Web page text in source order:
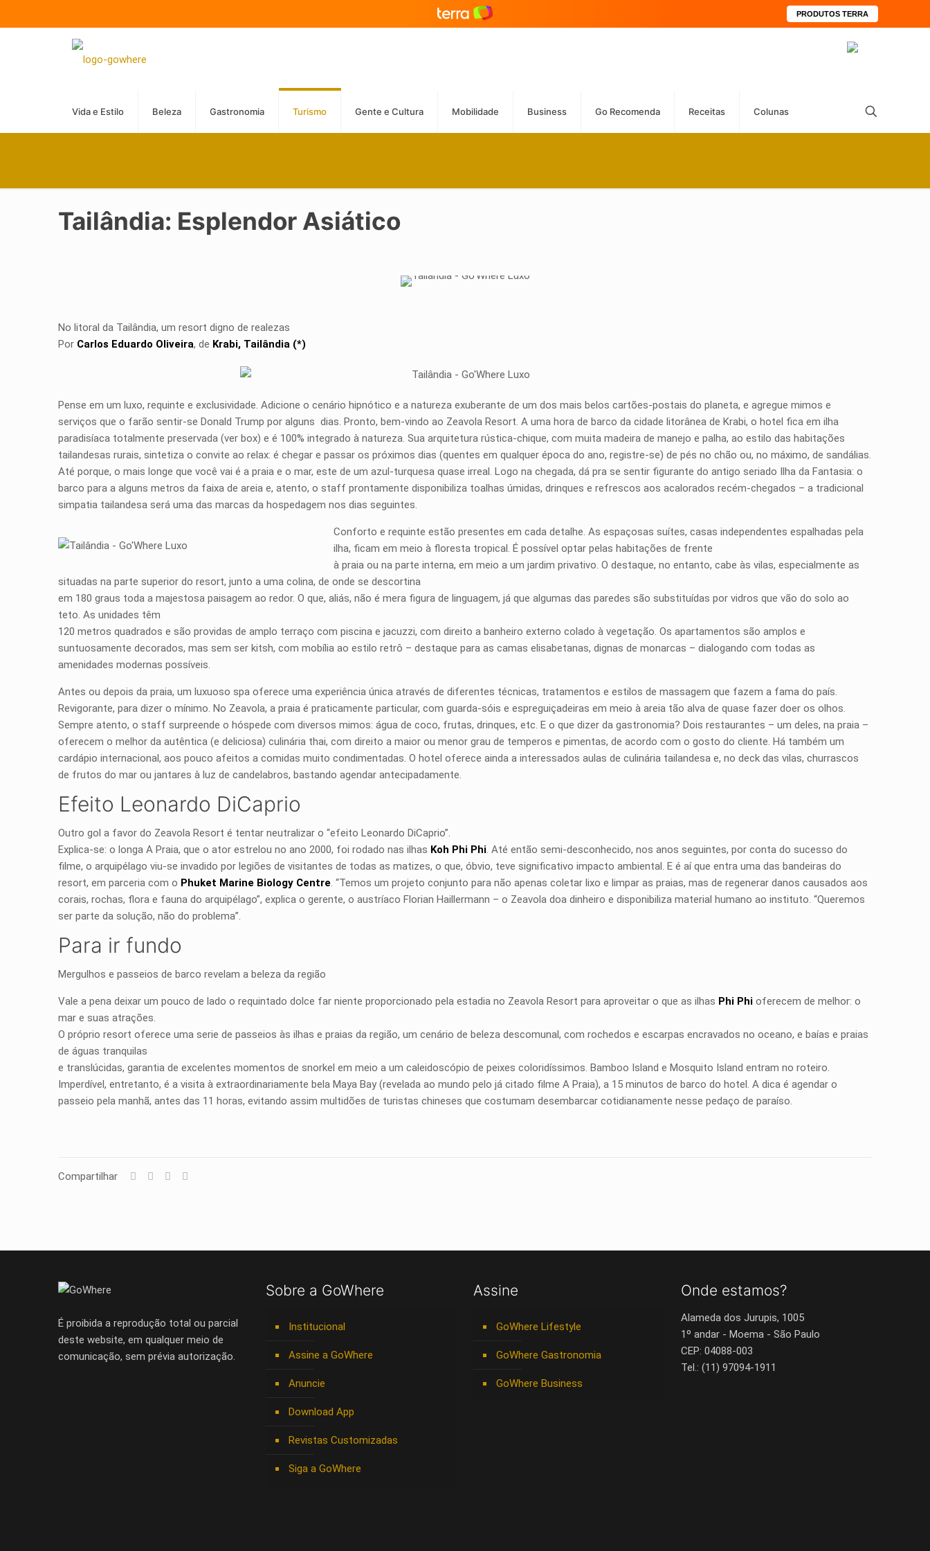
PRODUTOS TERRA
Vida e Estilo Beleza Gastronomia Turismo Gente e Cultura Mobilidade Business Go Recomenda Receitas Colunas
Tailândia: Esplendor Asiático
No litoral da Tailândia, um resort digno de realezas
Por Carlos Eduardo Oliveira, de Krabi, Tailândia (*)
Pense em um luxo, requinte e exclusividade. Adicione o cenário hipnótico e a natureza exuberante de um dos mais belos cartões-postais do planeta, e agregue mimos e
serviços que o farão sentir-se Donald Trump por alguns dias. Pronto, bem-vindo ao Zeavola Resort. A uma hora de barco da cidade litorânea de Krabi, o hotel fica em ilha
paradisíaca totalmente preservada (ver box) e é 100% integrado à natureza. Sua arquitetura rústica-chique, com muita madeira de manejo e palha, ao estilo das habitações
tailandesas rurais, sintetiza o convite ao relax: é chegar e passar os próximos dias (quentes em qualquer época do ano, registre-se) de pés no chão ou, no máximo, de sandálias.
Até porque, o mais longe que você vai é a praia e o mar, este de um azul-turquesa quase irreal. Logo na chegada, dá pra se sentir figurante do antigo seriado Ilha da Fantasia: o
barco para a alguns metros da faixa de areia e, atento, o staff prontamente disponibiliza toalhas úmidas, drinques e refrescos aos acalorados recém-chegados – a tradicional
simpatia tailandesa será uma das marcas da hospedagem nos dias seguintes.
Conforto e requinte estão presentes em cada detalhe. As espaçosas suítes, casas independentes espalhadas pela
ilha, ficam em meio à floresta tropical. É possível optar pelas habitações de frente
à praia ou na parte interna, em meio a um jardim privativo. O destaque, no entanto, cabe às vilas, especialmente as
situadas na parte superior do resort, junto a uma colina, de onde se descortina
em 180 graus toda a majestosa paisagem ao redor. O que, aliás, não é mera figura de linguagem, já que algumas das paredes são substituídas por vidros que vão do solo ao
teto. As unidades têm
120 metros quadrados e são providas de amplo terraço com piscina e jacuzzi, com direito a banheiro externo colado à vegetação. Os apartamentos são amplos e
suntuosamente decorados, mas sem ser kitsh, com mobília ao estilo retrô – destaque para as camas elisabetanas, dignas de monarcas – dialogando com todas as
amenidades modernas possíveis.
Antes ou depois da praia, um luxuoso spa oferece uma experiência única através de diferentes técnicas, tratamentos e estilos de massagem que fazem a fama do país.
Revigorante, para dizer o mínimo. No Zeavola, a praia é praticamente particular, com guarda-sóis e espreguiçadeiras em meio à areia tão alva de quase fazer doer os olhos.
Sempre atento, o staff surpreende o hóspede com diversos mimos: água de coco, frutas, drinques, etc. E o que dizer da gastronomia? Dois restaurantes – um deles, na praia –
oferecem o melhor da autêntica (e deliciosa) culinária thai, com direito a maior ou menor grau de temperos e pimentas, de acordo com o gosto do cliente. Há também um
cardápio internacional, aos pouco afeitos a comidas muito condimentadas. O hotel oferece ainda a interessados aulas de culinária tailandesa e, no deck das vilas, churrascos
de frutos do mar ou jantares à luz de candelabros, bastando agendar antecipadamente.
Efeito Leonardo DiCaprio
Outro gol a favor do Zeavola Resort é tentar neutralizar o “efeito Leonardo DiCaprio”.
Explica-se: o longa A Praia, que o ator estrelou no ano 2000, foi rodado nas ilhas Koh Phi Phi. Até então semi-desconhecido, nos anos seguintes, por conta do sucesso do
filme, o arquipélago viu-se invadido por legiões de visitantes de todas as matizes, o que, óbvio, teve significativo impacto ambiental. E é aí que entra uma das bandeiras do
resort, em parceria com o Phuket Marine Biology Centre. “Temos um projeto conjunto para não apenas coletar lixo e limpar as praias, mas de regenerar danos causados aos
corais, rochas, flora e fauna do arquipélago”, explica o gerente, o austríaco Florian Haillermann – o Zeavola doa dinheiro e disponibiliza material humano ao instituto. “Queremos
ser parte da solução, não do problema”.
Para ir fundo
Mergulhos e passeios de barco revelam a beleza da região
Vale a pena deixar um pouco de lado o requintado dolce far niente proporcionado pela estadia no Zeavola Resort para aproveitar o que as ilhas Phi Phi oferecem de melhor: o
mar e suas atrações.
O próprio resort oferece uma serie de passeios às ilhas e praias da região, um cenário de beleza descomunal, com rochedos e escarpas encravados no oceano, e baías e praias
de águas tranquilas
e translúcidas, garantia de excelentes momentos de snorkel em meio a um caleidoscópio de peixes coloridíssimos. Bamboo Island e Mosquito Island entram no roteiro.
Imperdível, entretanto, é a visita à extraordinariamente bela Maya Bay (revelada ao mundo pelo já citado filme A Praia), a 15 minutos de barco do hotel. A dica é agendar o
passeio pela manhã, antes das 11 horas, evitando assim multidões de turistas chineses que costumam desembarcar cotidianamente nesse pedaço de paraíso.
Compartilhar
É proibida a reprodução total ou parcial
deste website, em qualquer meio de
comunicação, sem prévia autorização.
Sobre a GoWhere
Institucional
Assine a GoWhere
Anuncie
Download App
Revistas Customizadas
Siga a GoWhere
Assine
GoWhere Lifestyle
GoWhere Gastronomia
GoWhere Business
Onde estamos?
Alameda dos Jurupis, 1005
1º andar - Moema - São Paulo
CEP: 04088-003
Tel.: (11) 97094-1911